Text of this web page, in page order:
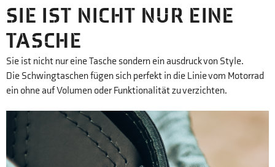
SIE IST NICHT NUR EINE
TASCHE
Sie ist nicht nur eine Tasche sondern ein ausdruck von Style.
Die Schwingtaschen fügen sich perfekt in die Linie vom Motorrad
ein ohne auf Volumen oder Funktionalität zu verzichten.